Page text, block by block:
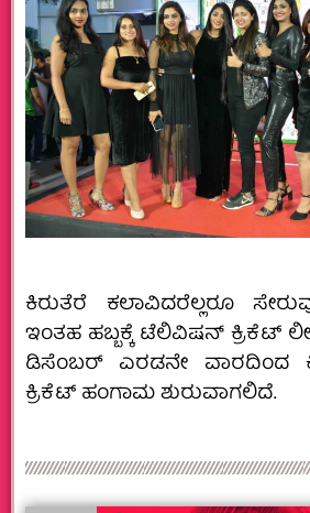
ಕಿರುತೆರೆ ಕಲಾವಿದರೆಲ್ಲರೂ
ಇಂತಹ ಹಬ್ಬಕ್ಕೆ ಟೆಲಿವಿಷನ್ ಕ್ರಿಕೆಟ್
ಡಿಸೆಂಬರ್ ಎರಡನೇ ವಾರದಿಂದ
ಕ್ರಿಕೆಟ್ ಹಂಗಾಮ ಶುರುವಾಗಲಿದೆ.